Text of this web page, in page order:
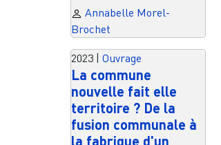
Annabelle Morel-
Brochet
2023 Ouvrage
La commune
nouvelle fait elle
territoire ? De la
fusion communale à
la fabrique d'un